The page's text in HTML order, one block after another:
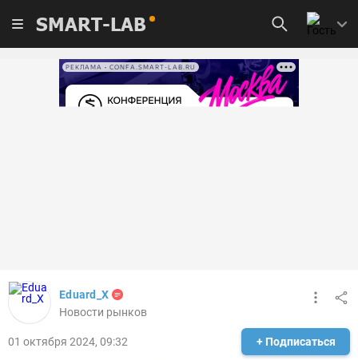
SMART-LAB
РЕКЛАМА • CONFA.SMART-LAB.RU
Eduard_X
Новости рынков
01 октября 2024, 09:32 + Подписаться